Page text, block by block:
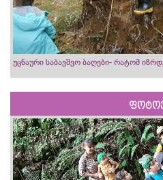
უცნაური საბავშვო ბაღები- რატომ